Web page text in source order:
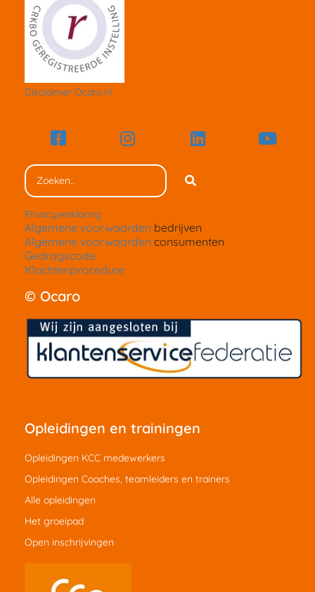
Disclaimer Ocaro.nl
Privacyverklaring
Algemene voorwaarden bedrijven
Algemene voorwaarden consumenten
Gedragscode
Klachtenprocedure
© Ocaro
Opleidingen en trainingen
Opleidingen KCC medewerkers
Opleidingen Coaches, teamleiders en trainers
Alle opleidingen
Het groeipad
Open inschrijvingen